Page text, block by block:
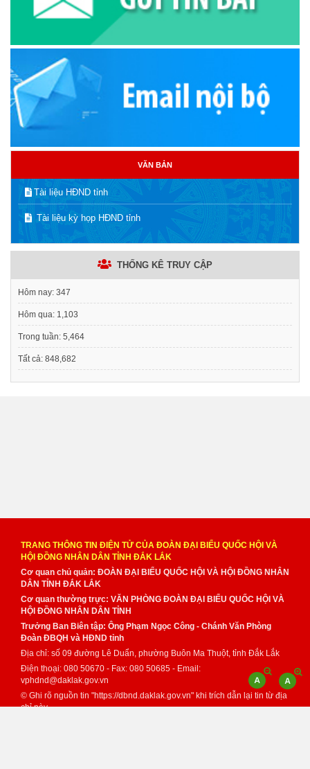
VĂN BẢN
Tài liệu HĐND tỉnh
Tài liệu kỳ họp HĐND tỉnh
THỐNG KÊ TRUY CẬP
Hôm nay: 347
Hôm qua: 1,103
Trong tuần: 5,464
Tất cả: 848,682
TRANG THÔNG TIN ĐIỆN TỬ CỦA ĐOÀN ĐẠI BIỂU QUỐC HỘI VÀ
HỘI ĐỒNG NHÂN DÂN TỈNH ĐẮK LẮK
Cơ quan chủ quản: ĐOÀN ĐẠI BIỂU QUỐC HỘI VÀ HỘI ĐỒNG NHÂN
DÂN TỈNH ĐẮK LẮK
Cơ quan thường trực: VĂN PHÒNG ĐOÀN ĐẠI BIỂU QUỐC HỘI VÀ
HỘI ĐỒNG NHÂN DÂN TỈNH
Trưởng Ban Biên tập: Ông Phạm Ngọc Công - Chánh Văn Phòng
Đoàn ĐBQH và HĐND tỉnh
Địa chỉ: số 09 đường Lê Duẩn, phường Buôn Ma Thuột, tỉnh Đắk Lắk
Điện thoại: 080 50670 - Fax: 080 50685 - Email:
vphdnd@daklak.gov.vn
© Ghi rõ nguồn tin "https://dbnd.daklak.gov.vn" khi trích dẫn lại tin từ địa
chỉ này.